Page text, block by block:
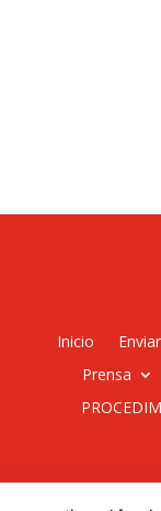
Inicio
Prensa